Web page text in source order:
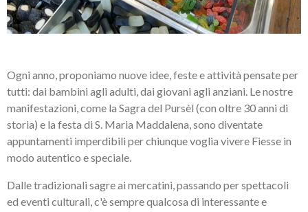
Ogni anno, proponiamo nuove idee, feste e attività pensate per
tutti: dai bambini agli adulti, dai giovani agli anziani. Le nostre
manifestazioni, come la Sagra del Pursèl (con oltre 30 anni di
storia) e la festa di S. Maria Maddalena, sono diventate
appuntamenti imperdibili per chiunque voglia vivere Fiesse in
modo autentico e speciale.
Dalle tradizionali sagre ai mercatini, passando per spettacoli
ed eventi culturali, c'è sempre qualcosa di interessante e